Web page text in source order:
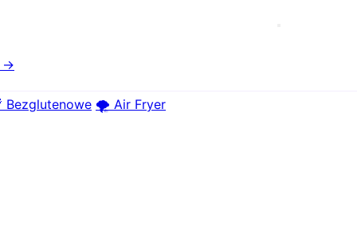
→
Bezglutenowe 🌪️ Air Fryer